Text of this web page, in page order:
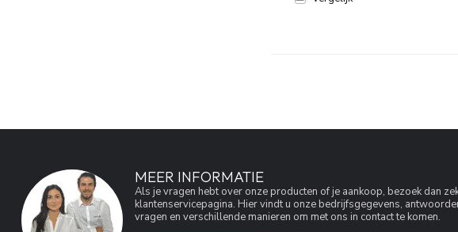
MEER INFORMATIE
Als je vragen hebt over onze producten of je aankoop, bezoek dan
klantenservicepagina. Hier vindt u onze bedrijfsgegevens,
vragen en verschillende manieren om met ons in contact te komen.